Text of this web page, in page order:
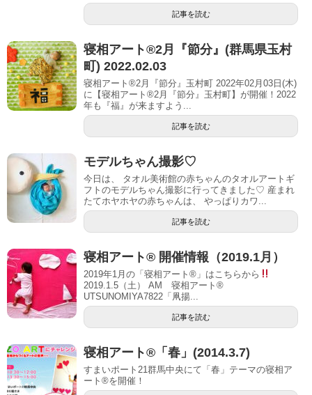
記事を読む
寝相アート®︎2月『節分』(群馬県玉村
町) 2022.02.03
寝相アート®2月『節分』玉村町 2022年02月03日(木)
に【寝相アート®︎2月『節分』玉村町】が開催！2022
年も『福』が来ますよう...
記事を読む
モデルちゃん撮影♡
今日は、 タオル美術館の赤ちゃんのタオルアートギ
フトのモデルちゃん撮影に行ってきました♡ 産まれ
たてホヤホヤの赤ちゃんは、 やっぱりカワ...
記事を読む
寝相アート® 開催情報（2019.1月）
2019年1月の「寝相アート®」はこちらから
2019.1.5（土） AM 寝相アート®
UTSUNOMIYA7822「凧揚...
記事を読む
寝相アート®「春」(2014.3.7)
すまいポート21群馬中央にて「春」テーマの寝相ア
ート®を開催！